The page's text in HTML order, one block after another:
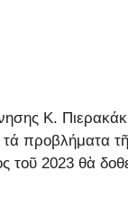
Κ.
προβλήματα
τοῦ 2023 θὰ